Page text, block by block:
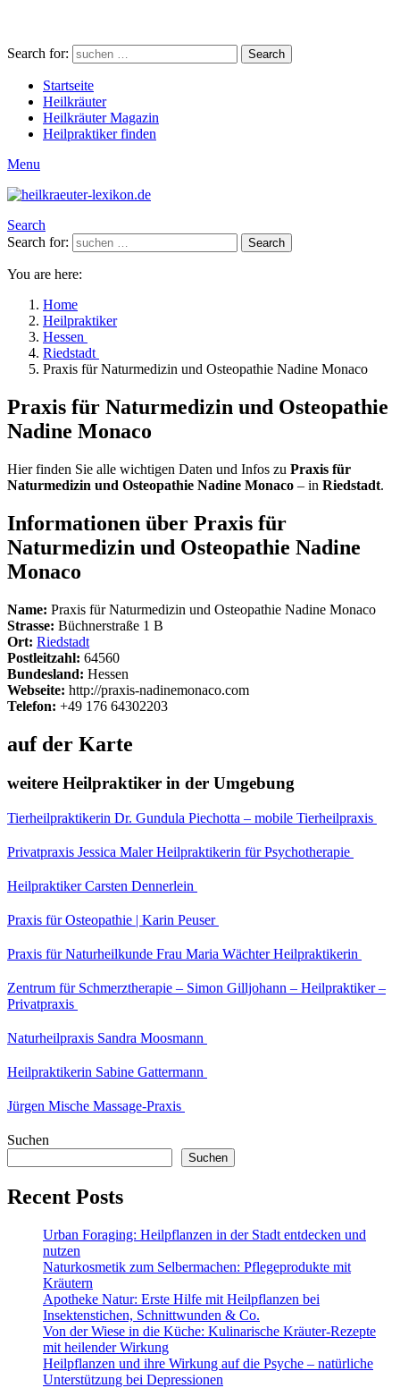
Search for: Search
Startseite
Heilkräuter
Heilkräuter Magazin
Heilpraktiker finden
Menu
Search
Search for:
Search
You are here:
Home
Heilpraktiker
Hessen
Riedstadt
Praxis für Naturmedizin und Osteopathie Nadine Monaco
Praxis für Naturmedizin und Osteopathie
Nadine Monaco
Hier finden Sie alle wichtigen Daten und Infos zu Praxis für
Naturmedizin und Osteopathie Nadine Monaco – in Riedstadt.
Informationen über Praxis für
Naturmedizin und Osteopathie Nadine
Monaco
Name: Praxis für Naturmedizin und Osteopathie Nadine Monaco
Strasse: Büchnerstraße 1 B
Ort: Riedstadt
Postleitzahl: 64560
Bundesland: Hessen
Webseite: http://praxis-nadinemonaco.com
Telefon: +49 176 64302203
auf der Karte
weitere Heilpraktiker in der Umgebung
Tierheilpraktikerin Dr. Gundula Piechotta – mobile Tierheilpraxis
Privatpraxis Jessica Maler Heilpraktikerin für Psychotherapie
Heilpraktiker Carsten Dennerlein
Praxis für Osteopathie | Karin Peuser
Praxis für Naturheilkunde Frau Maria Wächter Heilpraktikerin
Zentrum für Schmerztherapie – Simon Gilljohann – Heilpraktiker –
Privatpraxis
Naturheilpraxis Sandra Moosmann
Heilpraktikerin Sabine Gattermann
Jürgen Mische Massage-Praxis
Suchen
Suchen
Recent Posts
Urban Foraging: Heilpflanzen in der Stadt entdecken und
nutzen
Naturkosmetik zum Selbermachen: Pflegeprodukte mit
Kräutern
Apotheke Natur: Erste Hilfe mit Heilpflanzen bei
Insektenstichen, Schnittwunden & Co.
Von der Wiese in die Küche: Kulinarische Kräuter-Rezepte
mit heilender Wirkung
Heilpflanzen und ihre Wirkung auf die Psyche – natürliche
Unterstützung bei Depressionen